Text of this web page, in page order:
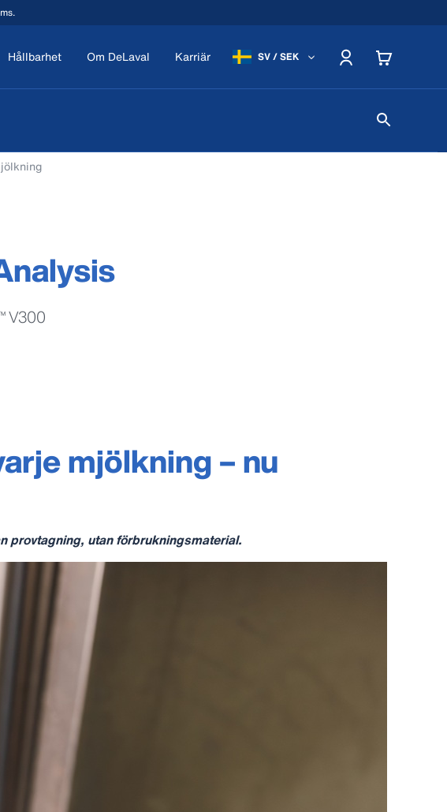
Hållbarhet Om DeLaval Karriär SV / SEK
V300
mjölkning – nu
provtagning, utan förbrukningsmaterial.